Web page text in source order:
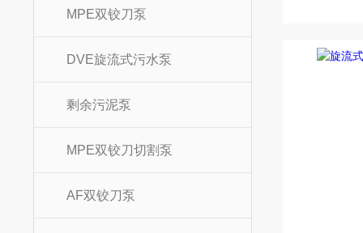
MPE双铰刀泵
DVE旋流式污水泵
剩余污泥泵
MPE双铰刀切割泵
AF双铰刀泵